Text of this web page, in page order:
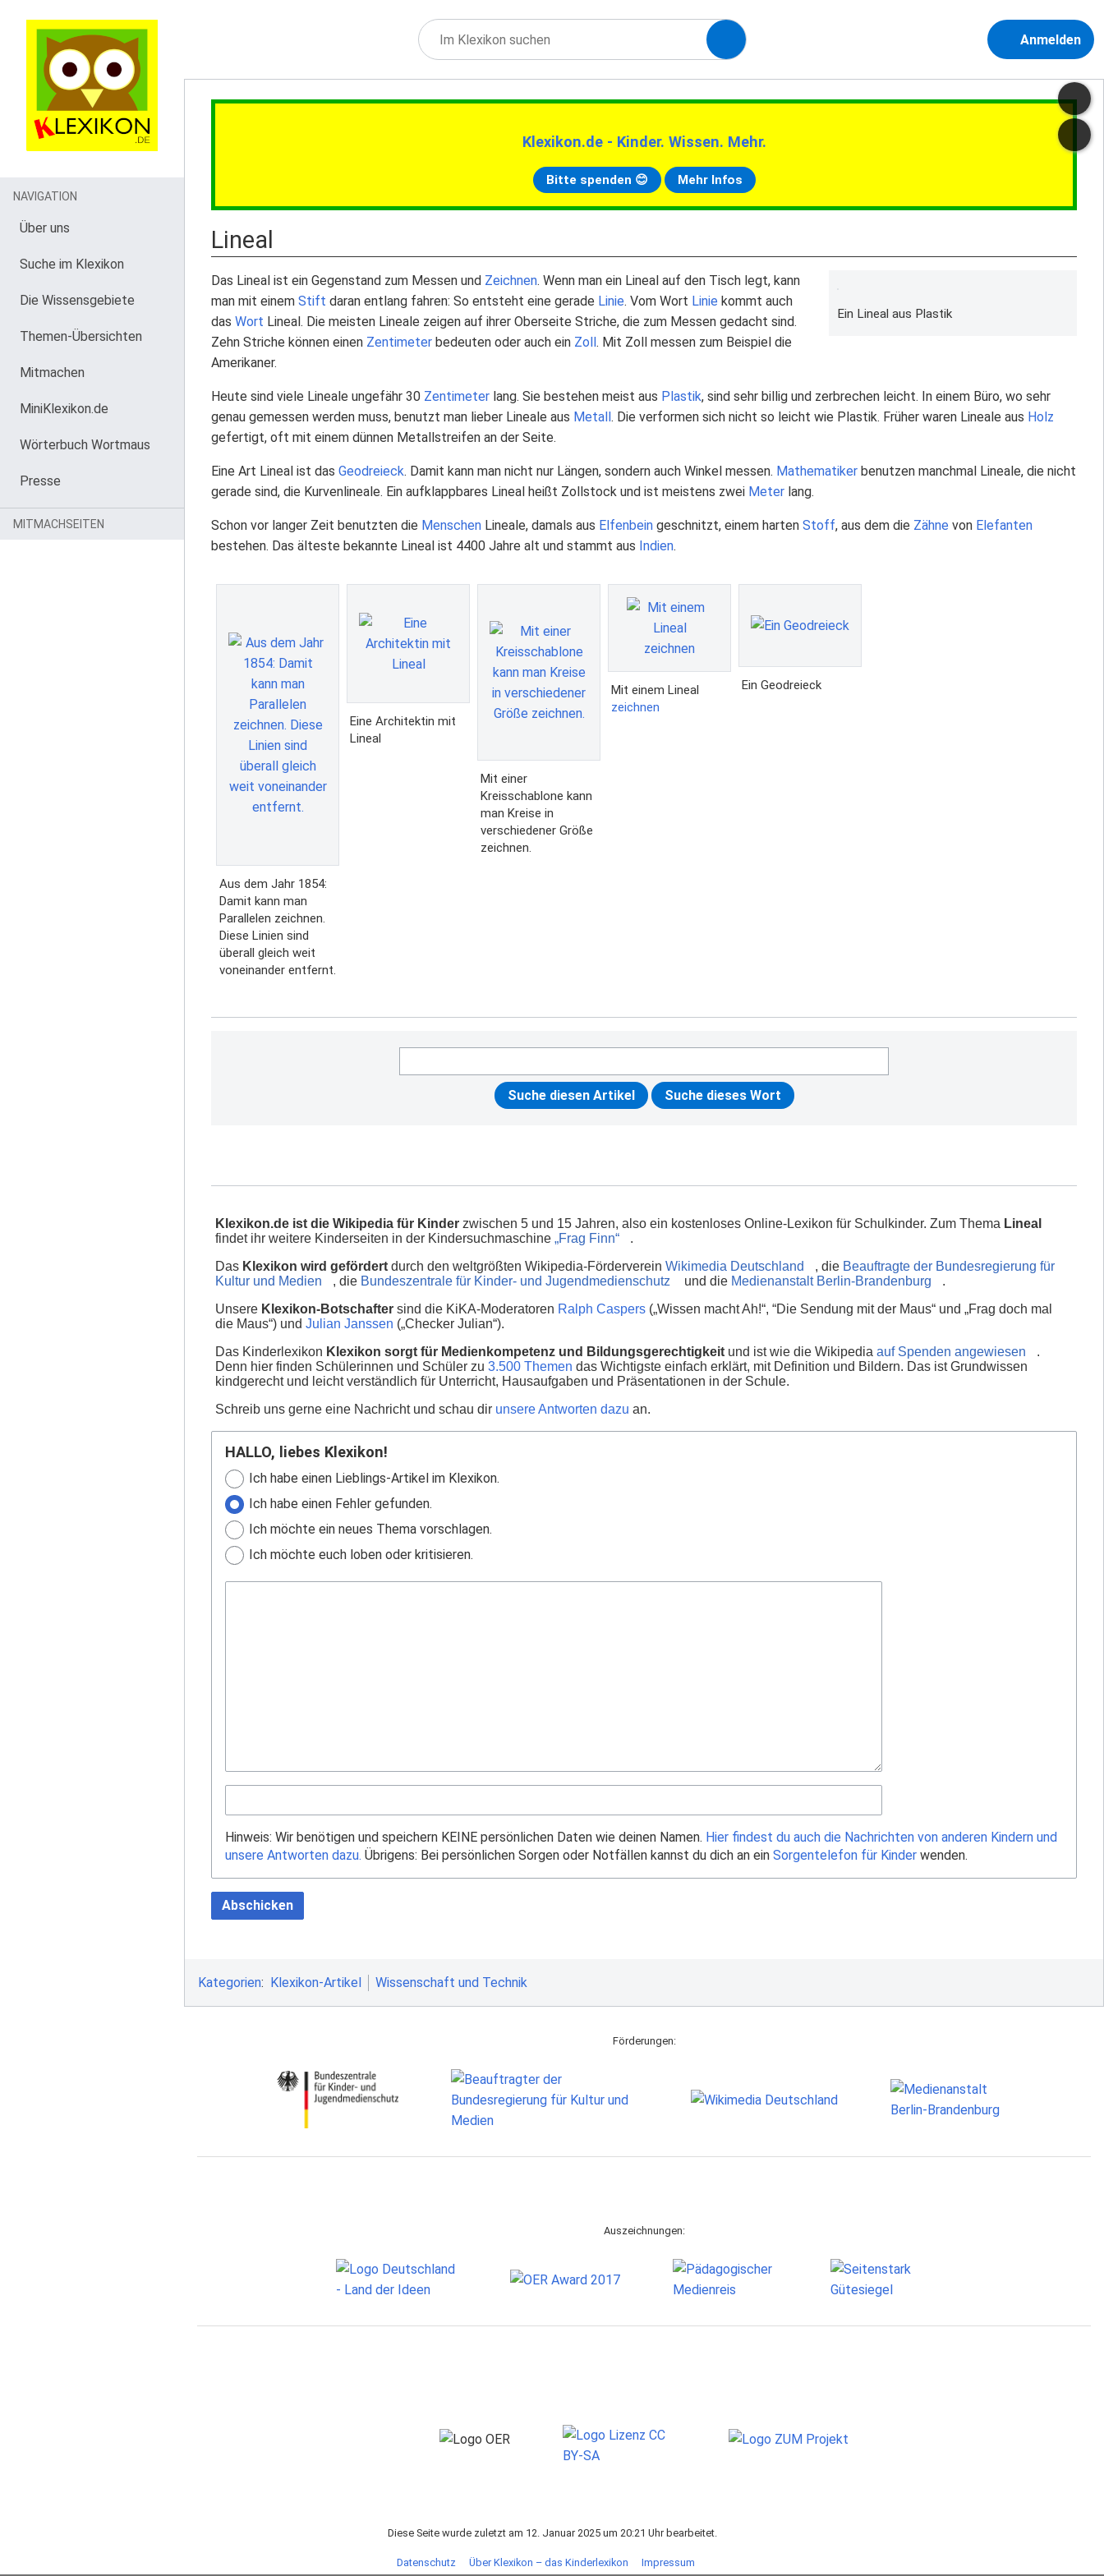
Anmelden
Klexikon.de - Kinder. Wissen. Mehr.
Bitte spenden 😊 Mehr Infos
Lineal
Ein Lineal aus Plastik
Das Lineal ist ein Gegenstand zum Messen und Zeichnen. Wenn man ein Lineal auf den Tisch legt, kann
man mit einem Stift daran entlang fahren: So entsteht eine gerade Linie. Vom Wort Linie kommt auch
das Wort Lineal. Die meisten Lineale zeigen auf ihrer Oberseite Striche, die zum Messen gedacht sind.
Zehn Striche können einen Zentimeter bedeuten oder auch ein Zoll. Mit Zoll messen zum Beispiel die
Amerikaner.
Heute sind viele Lineale ungefähr 30 Zentimeter lang. Sie bestehen meist aus Plastik, sind sehr billig und zerbrechen leicht. In einem Büro, wo sehr
genau gemessen werden muss, benutzt man lieber Lineale aus Metall. Die verformen sich nicht so leicht wie Plastik. Früher waren Lineale aus Holz
gefertigt, oft mit einem dünnen Metallstreifen an der Seite.
Eine Art Lineal ist das Geodreieck. Damit kann man nicht nur Längen, sondern auch Winkel messen. Mathematiker benutzen manchmal Lineale, die nicht
gerade sind, die Kurvenlineale. Ein aufklappbares Lineal heißt Zollstock und ist meistens zwei Meter lang.
Schon vor langer Zeit benutzten die Menschen Lineale, damals aus Elfenbein geschnitzt, einem harten Stoff, aus dem die Zähne von Elefanten
bestehen. Das älteste bekannte Lineal ist 4400 Jahre alt und stammt aus Indien.
Aus dem Jahr 1854:
Damit kann man
Parallelen zeichnen.
Diese Linien sind
überall gleich weit
voneinander entfernt.
Eine Architektin mit
Lineal
Mit einer
Kreisschablone kann
man Kreise in
verschiedener Größe
zeichnen.
Mit einem Lineal
zeichnen
Ein Geodreieck
Klexikon.de ist die Wikipedia für Kinder zwischen 5 und 15 Jahren, also ein kostenloses Online-Lexikon für Schulkinder. Zum Thema Lineal
findet ihr weitere Kinderseiten in der Kindersuchmaschine „Frag Finn“
.
Das Klexikon wird gefördert durch den weltgrößten Wikipedia-Förderverein Wikimedia Deutschland , die Beauftragte der Bundesregierung für
Kultur und Medien
, die Bundeszentrale für Kinder- und Jugendmedienschutz und die Medienanstalt Berlin-Brandenburg
.
Unsere Klexikon-Botschafter sind die KiKA-Moderatoren Ralph Caspers („Wissen macht Ah!“, “Die Sendung mit der Maus“ und „Frag doch mal
die Maus“) und Julian Janssen („Checker Julian“).
Das Kinderlexikon Klexikon sorgt für Medienkompetenz und Bildungsgerechtigkeit und ist wie die Wikipedia auf Spenden angewiesen
.
Denn hier finden Schülerinnen und Schüler zu 3.500 Themen das Wichtigste einfach erklärt, mit Definition und Bildern. Das ist Grundwissen
kindgerecht und leicht verständlich für Unterricht, Hausaufgaben und Präsentationen in der Schule.
Schreib uns gerne eine Nachricht und schau dir unsere Antworten dazu an.
HALLO, liebes Klexikon!
Ich habe einen Lieblings-Artikel im Klexikon.
Ich habe einen Fehler gefunden.
Ich möchte ein neues Thema vorschlagen.
Ich möchte euch loben oder kritisieren.
Hinweis: Wir benötigen und speichern KEINE persönlichen Daten wie deinen Namen. Hier findest du auch die Nachrichten von anderen Kindern und
unsere Antworten dazu. Übrigens: Bei persönlichen Sorgen oder Notfällen kannst du dich an ein Sorgentelefon für Kinder wenden.
Abschicken
Kategorien: Klexikon-Artikel Wissenschaft und Technik
NAVIGATION
Über uns
Suche im Klexikon
Die Wissensgebiete
Themen-Übersichten
Mitmachen
MiniKlexikon.de
Wörterbuch Wortmaus
Presse
MITMACHSEITEN
Förderungen:
Auszeichnungen:
Diese Seite wurde zuletzt am 12. Januar 2025 um 20:21 Uhr bearbeitet.
Datenschutz Über Klexikon – das Kinderlexikon Impressum